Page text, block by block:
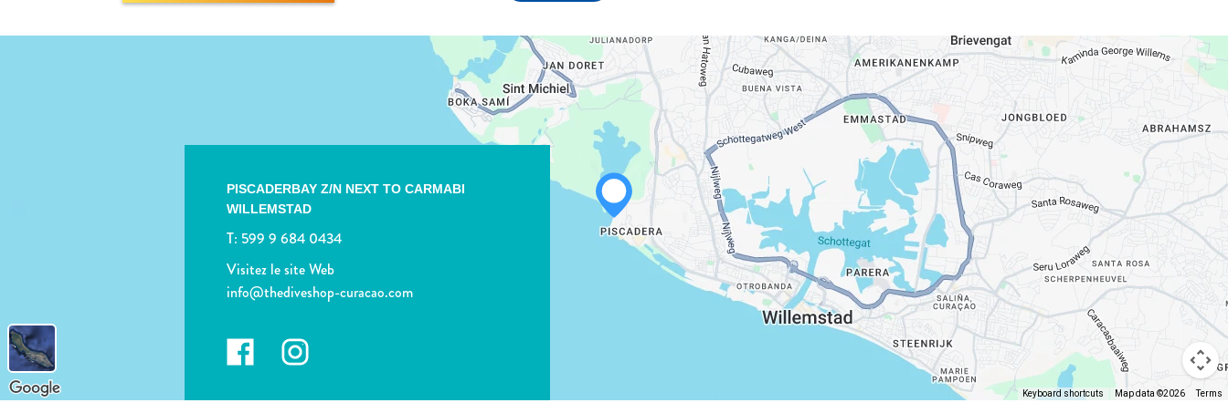
PISCADERBAY Z/N NEXT TO CARMABI
WILLEMSTAD
T: 599 9 684 0434
Visitez le site Web
info@thediveshop-curacao.com
Keyboard shortcuts Map data ©2026 Terms